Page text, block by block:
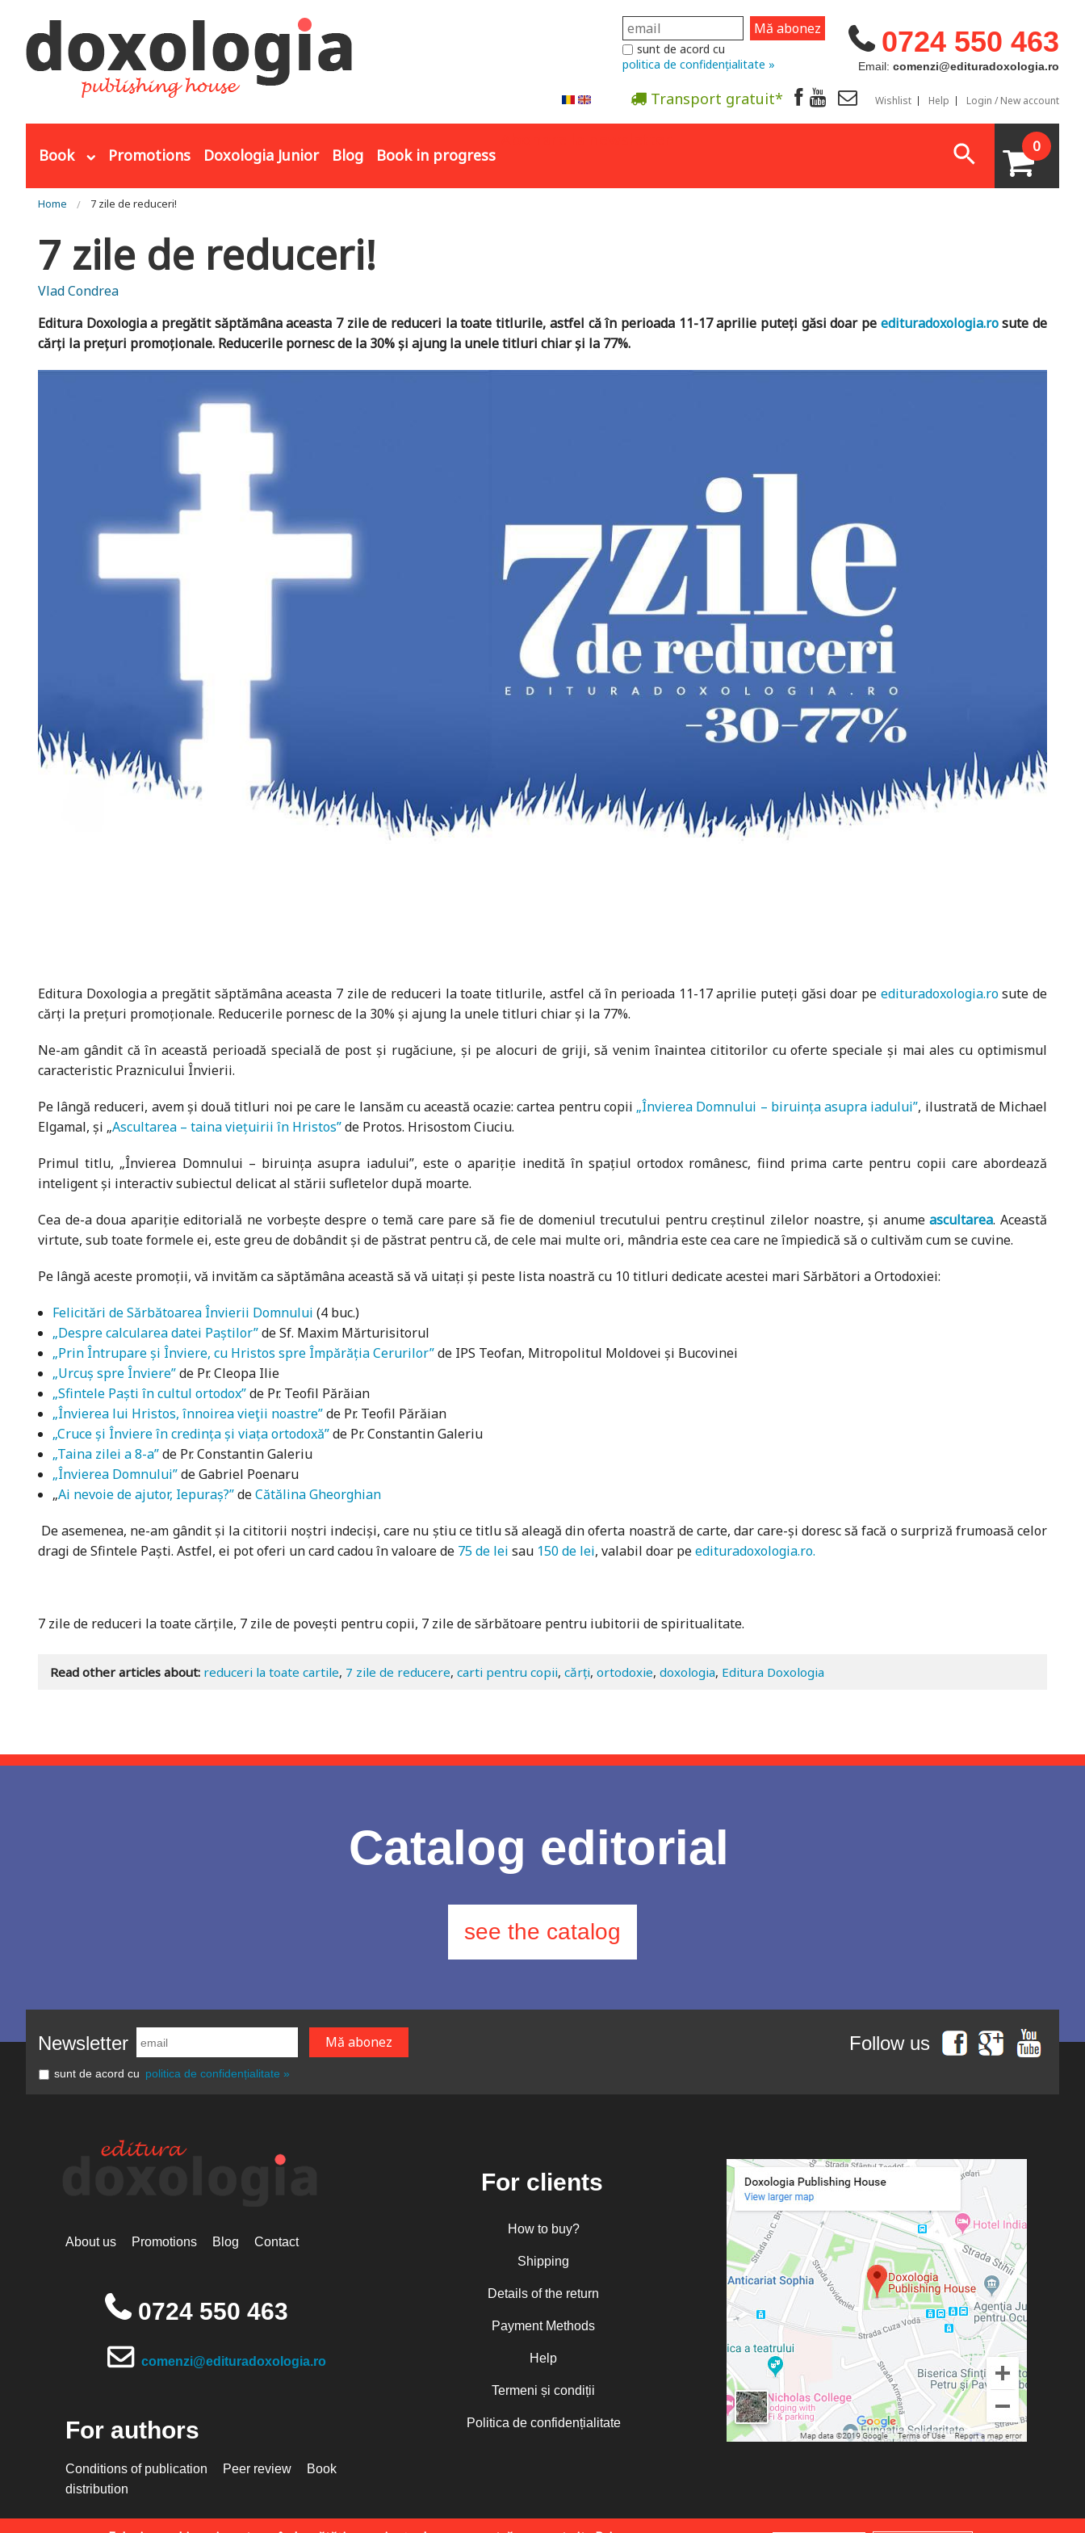
0724 550 463
Email: comenzi@edituradoxologia.ro
sunt de acord cu
politica de confidențialitate »
Transport gratuit* Wishlist Help Login / New account
Book Promotions Doxologia Junior Blog Book in progress 0
You are here
Home 7 zile de reduceri!
7 zile de reduceri!
Vlad Condrea
Editura Doxologia a pregătit săptămâna aceasta 7 zile de reduceri la toate titlurile, astfel că în perioada 11-17 aprilie puteți găsi doar pe edituradoxologia.rosute de
cărți la prețuri promoționale. Reducerile pornesc de la 30% și ajung la unele titluri chiar și la 77%.
Editura Doxologia a pregătit săptămâna aceasta 7 zile de reduceri la toate titlurile, astfel că în perioada 11-17 aprilie puteți găsi doar pe edituradoxologia.rosute de
cărți la prețuri promoționale. Reducerile pornesc de la 30% și ajung la unele titluri chiar și la 77%.
Ne-am gândit că în această perioadă specială de post și rugăciune, și pe alocuri de griji, să venim înaintea cititorilor cu oferte speciale și mai ales cu optimismul
caracteristic Praznicului Învierii.
Pe lângă reduceri, avem și două titluri noi pe care le lansăm cu această ocazie: cartea pentru copii „Învierea Domnului – biruința asupra iadului”, ilustrată de Michael
Elgamal, și „Ascultarea – taina viețuirii în Hristos”de Protos. Hrisostom Ciuciu.
Primul titlu, „Învierea Domnului – biruința asupra iadului”, este o apariție inedită în spațiul ortodox românesc, fiind prima carte pentru copii care abordează
inteligent și interactiv subiectul delicat al stării sufletelor după moarte.
Cea de-a doua apariție editorială ne vorbește despre o temă care pare să fie de domeniul trecutului pentru creștinul zilelor noastre, și anumeascultarea. Această
virtute, sub toate formele ei, este greu de dobândit și de păstrat pentru că, de cele mai multe ori, mândria este cea care ne împiedică să o cultivăm cum se cuvine.
Pe lângă aceste promoții, vă invităm ca săptămâna această să vă uitați și peste lista noastră cu 10 titluri dedicate acestei mari Sărbători a Ortodoxiei:
Felicitări de Sărbătoarea Învierii Domnului (4 buc.)
„Despre calcularea datei Paștilor”de Sf. Maxim Mărturisitorul
„Prin Întrupare și Înviere, cu Hristos spre Împărăția Cerurilor”de IPS Teofan, Mitropolitul Moldovei și Bucovinei
„Urcuș spre Înviere”de Pr. Cleopa Ilie
„Sfintele Paști în cultul ortodox”de Pr. Teofil Părăian
„Învierea lui Hristos, înnoirea vieţii noastre”de Pr. Teofil Părăian
„Cruce și Înviere în credința și viața ortodoxă”de Pr. Constantin Galeriu
„Taina zilei a 8-a”de Pr. Constantin Galeriu
„Învierea Domnului”de Gabriel Poenaru
„Ai nevoie de ajutor, Iepuraș?”deCătălina Gheorghian
De asemenea, ne-am gândit și la cititorii noștri indeciși, care nu știu ce titlu să aleagă din oferta noastră de carte, dar care-și doresc să facă o surpriză frumoasă celor
dragi de Sfintele Paști. Astfel, ei pot oferi un card cadou în valoare de 75 de lei sau 150 de lei, valabil doar peedituradoxologia.ro.
7 zile de reduceri la toate cărțile, 7 zile de povești pentru copii, 7 zile de sărbătoare pentru iubitorii de spiritualitate.
Read other articles about: reduceri la toate cartile, 7 zile de reducere, carti pentru copii, cărți, ortodoxie, doxologia, Editura Doxologia
Catalog editorial
see the catalog
Newsletter
sunt de acord cu politica de confidențialitate »
Follow us
About us Promotions Blog Contact
0724 550 463
comenzi@edituradoxologia.ro
For authors
Conditions of publication Peer review
Book
distribution
For clients
How to buy?
Shipping
Details of the return
Payment Methods
Help
Termeni și condiții
Politica de confidențialitate